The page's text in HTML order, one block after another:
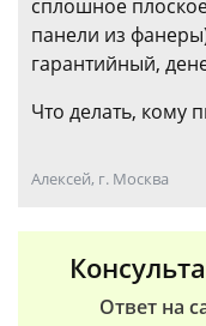
сплошное
панели из
гарантийный,
Что делать, кому
Алексей, г. Москва
Ответ на